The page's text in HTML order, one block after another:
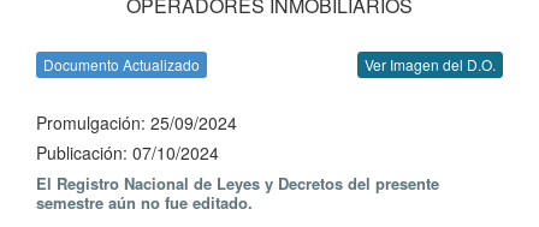
Documento Actualizado Ver Imagen del D.O.
Promulgación: 25/09/2024
Publicación: 07/10/2024
El Registro Nacional de Leyes y Decretos del presente
semestre aún no fue editado.